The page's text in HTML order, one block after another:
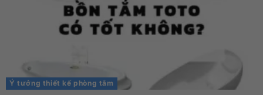
Ý tưởng thiết kế phòng tắm